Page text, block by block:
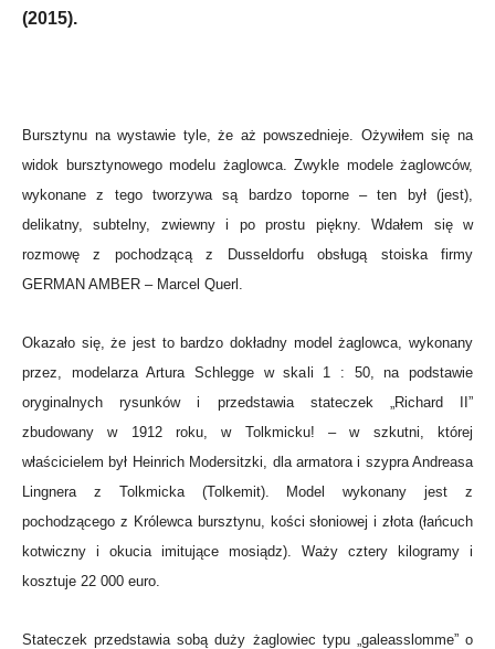
(2015).
Bursztynu na wystawie tyle, że aż powszednieje. Ożywiłem się na
widok bursztynowego modelu żaglowca. Zwykle modele żaglowców,
wykonane z tego tworzywa są bardzo toporne – ten był (jest),
delikatny, subtelny, zwiewny i po prostu piękny. Wdałem się w
rozmowę z pochodzącą z Dusseldorfu obsługą stoiska firmy
GERMAN AMBER – Marcel Querl.
Okazało się, że jest to bardzo dokładny model żaglowca, wykonany
przez, modelarza Artura Schlegge w skali 1 : 50, na podstawie
oryginalnych rysunków i przedstawia stateczek „Richard II”
zbudowany w 1912 roku, w Tolkmicku! – w szkutni, której
właścicielem był Heinrich Modersitzki, dla armatora i szypra Andreasa
Lingnera z Tolkmicka (Tolkemit). Model wykonany jest z
pochodzącego z Królewca bursztynu, kości słoniowej i złota (łańcuch
kotwiczny i okucia imitujące mosiądz). Waży cztery kilogramy i
kosztuje 22 000 euro.
Stateczek przedstawia sobą duży żaglowiec typu „galeasslomme” o